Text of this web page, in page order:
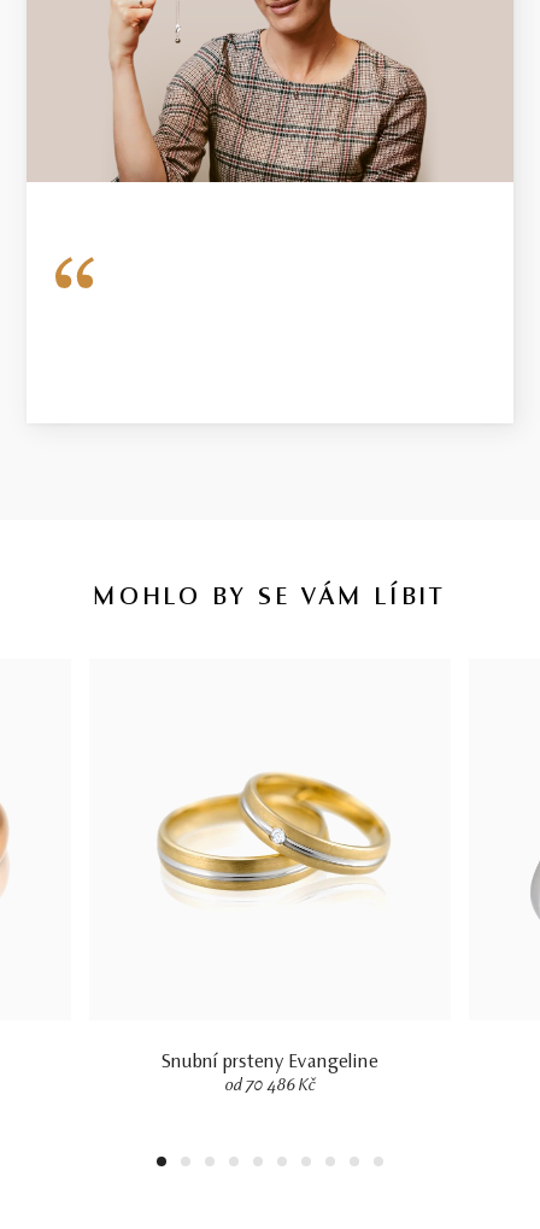
MOHLO BY SE VÁM LÍBIT
Snubní prsteny Evangeline
od 70 486 Kč
1 2 3 4 5 6 7 8 9 10